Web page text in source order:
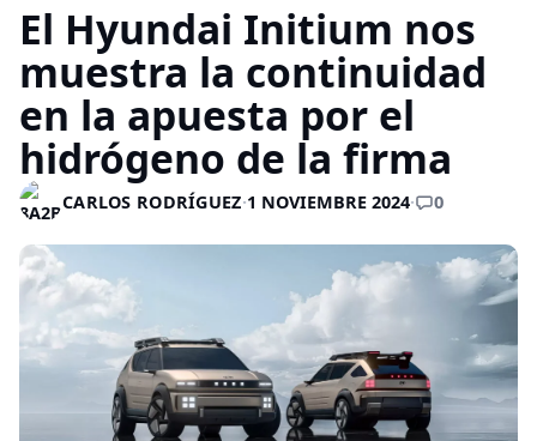
El Hyundai Initium nos
muestra la continuidad
en la apuesta por el
hidrógeno de la firma
CARLOS RODRÍGUEZ·1 NOVIEMBRE 2024· 0